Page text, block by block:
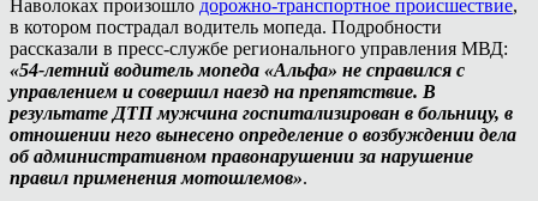
Наволоках произошло дорожно-транспортное происшествие,
в котором пострадал водитель мопеда. Подробности
рассказали в пресс-службе регионального управления МВД:
«54-летний водитель мопеда «Альфа» не справился с
управлением и совершил наезд на препятствие. В
результате ДТП мужчина госпитализирован в больницу, в
отношении него вынесено определение о возбуждении дела
об административном правонарушении за нарушение
правил применения мотошлемов».